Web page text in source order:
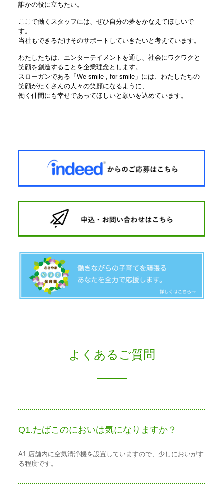
誰かの役に立ちたい。
ここで働くスタッフには、ぜひ自分の夢をかなえてほしいで
す。
当社もできるだけそのサポートしていきたいと考えています。
わたしたちは、エンターテイメントを通し、社会にワクワクと
笑顔を創造することを企業理念とします。
スローガンである「We smile , for smile」には、わたしたちの
笑顔がたくさんの人々の笑顔になるように、
働く仲間にも幸せであってほしいと願いを込めています。
よくあるご質問
Q1.たばこのにおいは気になりますか？
A1.店舗内に空気清浄機を設置していますので、少しにおいがす
る程度です。